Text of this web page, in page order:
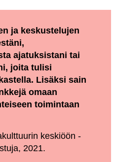
ja keskustelujen
ajatuksistani tai
joita tulisi
Lisäksi sain
omaan
toimintaan
keskiöön -
2021.